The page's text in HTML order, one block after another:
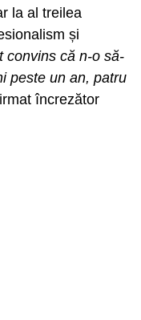
la al treilea
și
convins că n-o să-
peste un an, patru
încrezător